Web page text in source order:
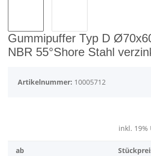
Gummipuffer Typ D
NBR 55°Shore Stahl
Artikelnummer: 10005712
inkl. 19%
ab